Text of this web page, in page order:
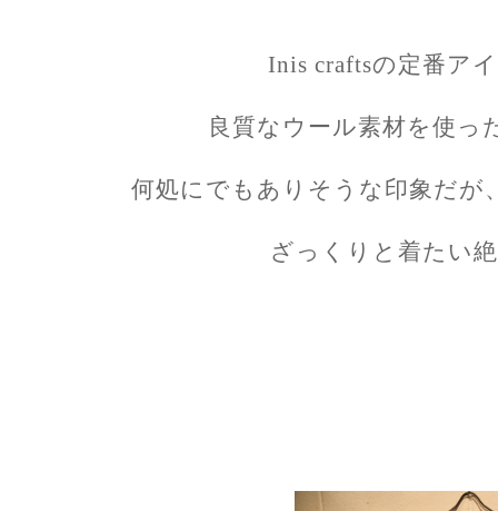
Inis craftsの定番ア
良質なウール素材を使っ
何処にでもありそうな印象だが
ざっくりと着たい